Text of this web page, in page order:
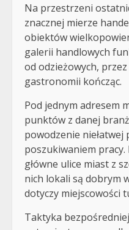
Na przestrzeni
znacznej mierze
obiektów
galerii handlowych
od odzieżowych, przez
gastronomii kończąc.
Pod jednym adresem
punktów z danej
powodzenie niełatwej
poszukiwaniem pracy.
główne ulice miast z
nich lokali są dobrym
dotyczy miejscowości
Taktyka